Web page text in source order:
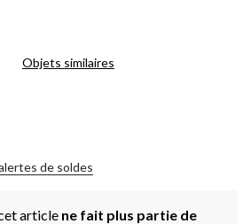
Objets similaires
de soldes
article ne fait plus partie de